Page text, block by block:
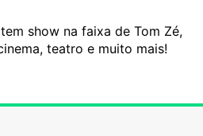
show na faixa de Tom Zé,
teatro e muito mais!